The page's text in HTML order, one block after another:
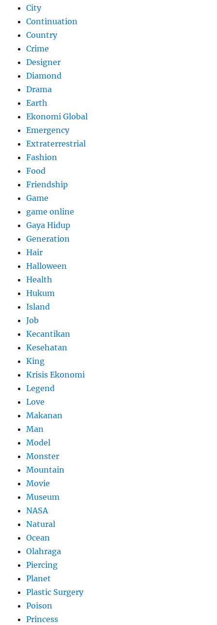
City
Continuation
Country
Crime
Designer
Diamond
Drama
Earth
Ekonomi Global
Emergency
Extraterrestrial
Fashion
Food
Friendship
Game
game online
Gaya Hidup
Generation
Hair
Halloween
Health
Hukum
Island
Job
Kecantikan
Kesehatan
King
Krisis Ekonomi
Legend
Love
Makanan
Man
Model
Monster
Mountain
Movie
Museum
NASA
Natural
Ocean
Olahraga
Piercing
Planet
Plastic Surgery
Poison
Princess